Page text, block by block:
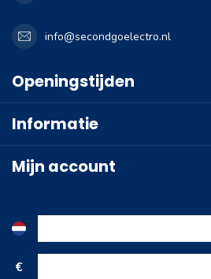
info@secondgoelectro.nl
Openingstijden
Informatie
Mijn account
€